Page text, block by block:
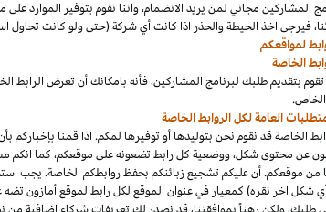
المشاركين مجاني لمن يريد الانضمام،واننا نقوم بتوفير الموارد
فيرجى اخذ الحيطة والحذر اذا كانت أي شركة (حتى ولو كانت تحاول
لمواقعكم
الخاصة
بتقديم طلبك لبرنامج المشاركين،فأنه بامكانكأن تعرض الرابط
الخاص.
العامة لكل الروابط الخاصة
الخاصة قد نقوم نحن بتوليدها أو توفيرها لمكم. اذا قمنا بإخباركم
عن محتوىشكل،ووضعية كل رابط تضعونه على موقعكم، كما انكم
من موقعكم. أن عليكم تشجيع زبائنكم بحفظ روابطكم الخاصة. يجب
شكل اخر نقره) كمعيار في عنوان الموقع لكل رابط لموقع أمازون